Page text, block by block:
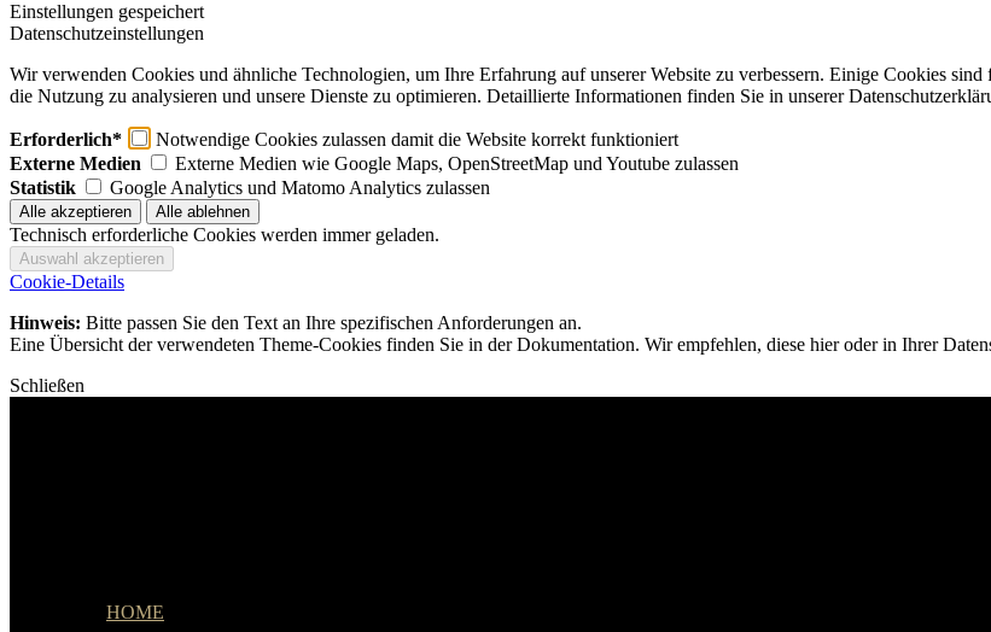
Einstellungen gespeichert
Datenschutzeinstellungen
Wir verwenden Cookies und ähnliche Technologien, um Ihre Erfahrung auf unserer Website zu verbessern. Einige Cookies
die Nutzung zu analysieren und unsere Dienste zu optimieren. Detaillierte Informationen finden Sie in unserer
Erforderlich*
Notwendige Cookies zulassen damit die Website korrekt funktioniert
Externe Medien
Externe Medien wie Google Maps, OpenStreetMap und Youtube zulassen
Statistik
Google Analytics und Matomo Analytics zulassen
Technisch erforderliche Cookies werden immer geladen.
Cookie-Details
Hinweis: Bitte passen Sie den Text an Ihre spezifischen Anforderungen an.
Eine Übersicht der verwendeten Theme-Cookies finden Sie in der Dokumentation. Wir empfehlen, diese hier oder in Ihrer
Schließen
HOME